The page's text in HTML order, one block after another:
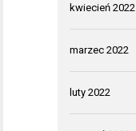
kwiecień 2022
marzec 2022
luty 2022